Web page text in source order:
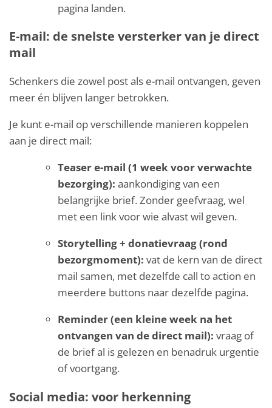
pagina landen.
E-mail: de snelste versterker van je direct
mail
Schenkers die zowel post als e-mail ontvangen, geven
meer én blijven langer betrokken.
Je kunt e-mail op verschillende manieren koppelen
aan je direct mail:
Teaser e-mail (1 week voor verwachte
bezorging): aankondiging van een
belangrijke brief. Zonder geefvraag, wel
met een link voor wie alvast wil geven.
Storytelling + donatievraag (rond
bezorgmoment): vat de kern van de direct
mail samen, met dezelfde call to action en
meerdere buttons naar dezelfde pagina.
Reminder (een kleine week na het
ontvangen van de direct mail): vraag of
de brief al is gelezen en benadruk urgentie
of voortgang.
Social media: voor herkenning